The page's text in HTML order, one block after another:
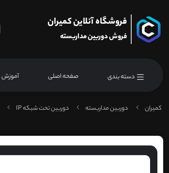
فروشگاه آنلاین کمیران
فروش دوربین مداربسته
دسته بندی صفحه اصلی آموزش
کمیران دوربین مداربسته دوربین تحت شبکه IP